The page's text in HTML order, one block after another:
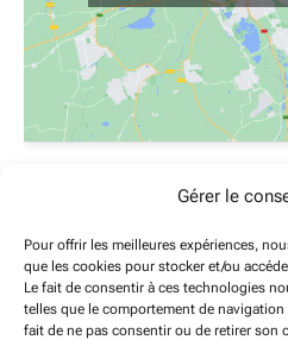
Gérer le
Pour offrir les meilleures expériences,
que les cookies pour stocker et/ou
Le fait de consentir à ces technologies
telles que le comportement de
fait de ne pas consentir ou de retirer son
le village
reynes, 66400 France + Google
Téléphone